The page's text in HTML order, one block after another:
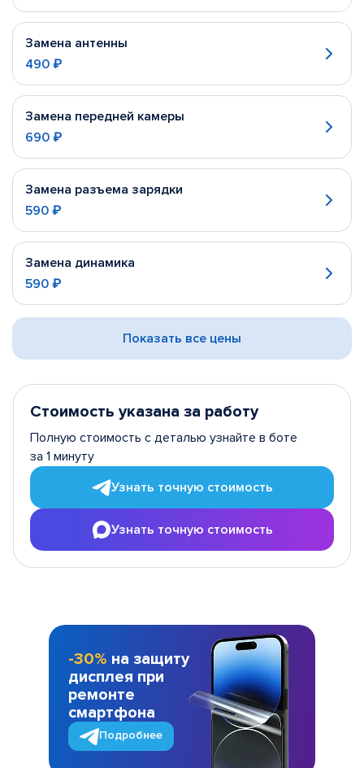
Замена антенны
490 ₽
Замена передней камеры
690 ₽
Замена разъема зарядки
590 ₽
Замена динамика
590 ₽
Показать все цены
Стоимость указана за работу
Полную стоимость с деталью узнайте в боте
за 1 минуту
Узнать точную стоимость
Узнать точную стоимость
-30% на защиту
дисплея при
ремонте
смартфона
Подробнее